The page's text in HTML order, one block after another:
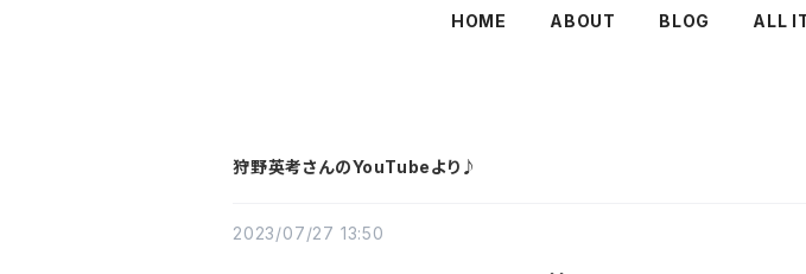
HOME ABOUT BLOG ALL
狩野英考さんのYouTubeより♪
2023/07/27 13:50